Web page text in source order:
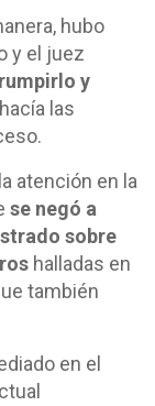
hubo
y el juez
y
las
atención en la
se negó a
sobre
halladas en
también
en el